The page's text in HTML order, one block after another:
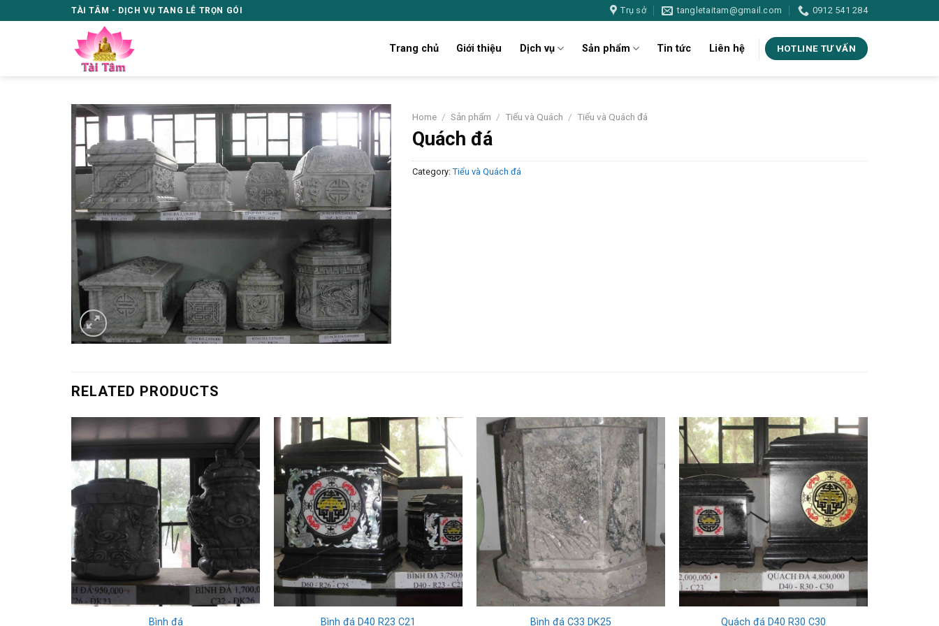
to
TÀI TÂM - DỊCH VỤ TANG LỄ TRỌN GÓI Trụ sở tangletaitam@gmail.com 0912 541 284
Trang chủ Giới thiệu Dịch vụ Sản phẩm Tin tức Liên hệ HOTLINE TƯ VẤN
Home / Sản phẩm / Tiểu và Quách / Tiểu và Quách đá
Quách đá
Category: Tiểu và Quách đá
RELATED PRODUCTS
Bình đá Bình đá D40 R23 C21 Bình đá C33 DK25 Quách đá D40 R30 C30